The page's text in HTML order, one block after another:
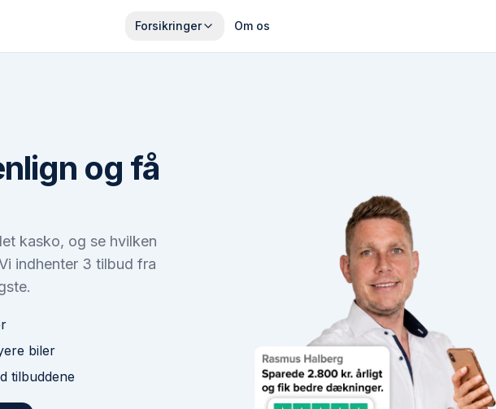
Forsikringer Om os
og få
kasko, og se hvilken
indhenter 3 tilbud fra
biler
tilbuddene